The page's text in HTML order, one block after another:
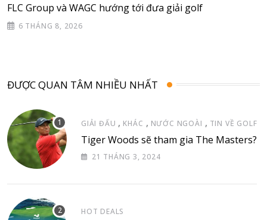
FLC Group và WAGC hướng tới đưa giải golf
6 THÁNG 8, 2026
ĐƯỢC QUAN TÂM NHIỀU NHẤT
GIẢI ĐẤU , KHÁC , NƯỚC NGOÀI , TIN VỀ GOLF
Tiger Woods sẽ tham gia The Masters?
21 THÁNG 3, 2024
HOT DEALS